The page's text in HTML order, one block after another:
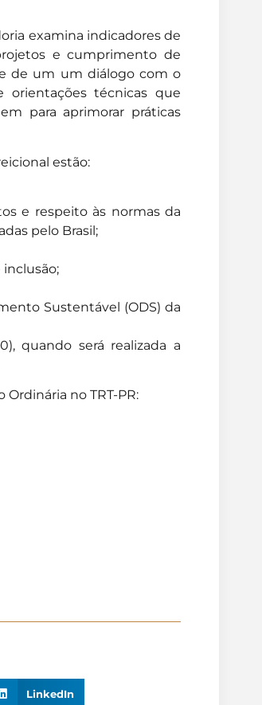
examina indicadores de
e cumprimento de
de um um diálogo com o
orientações técnicas que
para aprimorar práticas
estão:
e respeito às normas da
pelo Brasil;
Sustentável (ODS) da
quando será realizada a
no TRT-PR:
LinkedIn